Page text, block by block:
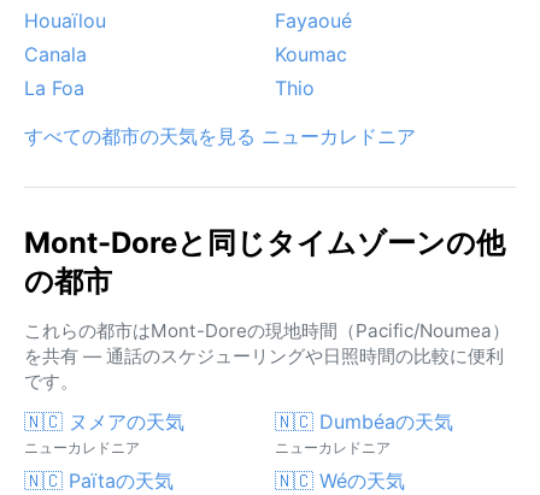
Houaïlou
Fayaoué
Canala
Koumac
La Foa
Thio
すべての都市の天気を見る ニューカレドニア
Mont-Doreと同じタイムゾーンの他
の都市
これらの都市はMont-Doreの現地時間（Pacific/Noumea）
を共有 — 通話のスケジューリングや日照時間の比較に便利
です。
🇳🇨 ヌメアの天気
ニューカレドニア
🇳🇨 Dumbéaの天気
ニューカレドニア
🇳🇨 Païtaの天気 🇳🇨 Wéの天気